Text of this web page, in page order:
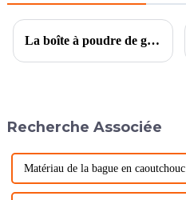
La boîte à poudre de galvanoplastie Symphony fait généralement référence à la boîte à poudre utilisée dans les emballages cosmétiques. Ses caractéristiques peuvent inclure
Recherche Associée
Matériau de la bague en caoutchouc